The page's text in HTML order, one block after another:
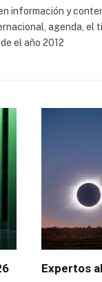
información y
agenda, el
el año 2012
Expertos